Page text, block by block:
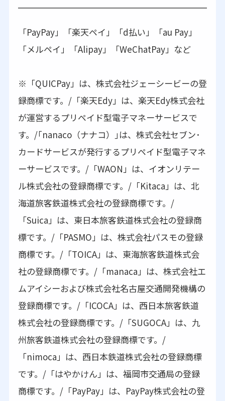
「PayPay」「楽天ペイ」「d払い」「au Pay」
「メルペイ」「Alipay」「WeChatPay」など
※「QUICPay」は、株式会社ジェーシービーの登
録商標です。/「楽天Edy」は、楽天Edy株式会社
が運営するプリペイド型電子マネーサービスで
す。/｢nanaco（ナナコ）｣は、株式会社セブン･
カードサービスが発行するプリペイド型電子マネ
ーサービスです。/「WAON」は、イオンリテー
ル株式会社の登録商標です。/「Kitaca」は、北
海道旅客鉄道株式会社の登録商標です。/
「Suica」は、東日本旅客鉄道株式会社の登録商
標です。/「PASMO」は、株式会社パスモの登録
商標です。/「TOICA」は、東海旅客鉄道株式会
社の登録商標です。/「manaca」は、株式会社エ
ムアイシーおよび株式会社名古屋交通開発機構の
登録商標です。/「ICOCA」は、西日本旅客鉄道
株式会社の登録商標です。/「SUGOCA」は、九
州旅客鉄道株式会社の登録商標です。/
「nimoca」は、西日本鉄道株式会社の登録商標
です。/「はやかけん」は、福岡市交通局の登録
商標です。/「PayPay」は、PayPay株式会社の登